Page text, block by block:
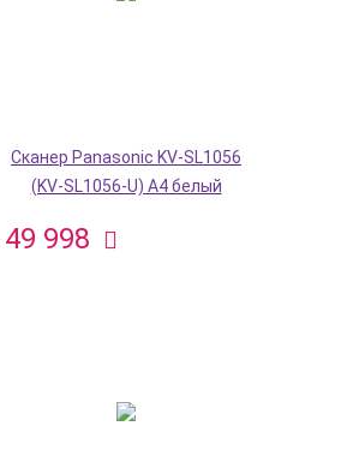
Сканер Panasonic KV-SL1056
(KV-SL1056-U) A4 белый
49 998